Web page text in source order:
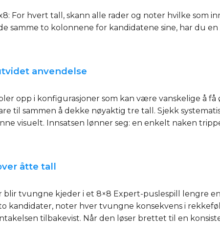
For hvert tall, skann alle rader og noter hvilke
samme to kolonnene for kandidatene sine, har du
anvendelse
opp i konfigurasjoner som kan være vanskelige å
til sammen å dekke nøyaktig tre tall. Sjekk
visuelt. Innsatsen lønner seg: en enkelt naken
åtte tall
tvungne kjeder i et 8×8 Expert-puslespill lengre
kandidater, noter hver tvungne konsekvens i
tilbakevist. Når den løser brettet til en